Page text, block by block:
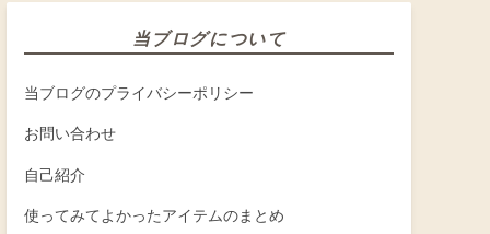
当ブログについて
当ブログのプライバシーポリシー
お問い合わせ
自己紹介
使ってみてよかったアイテムのまとめ